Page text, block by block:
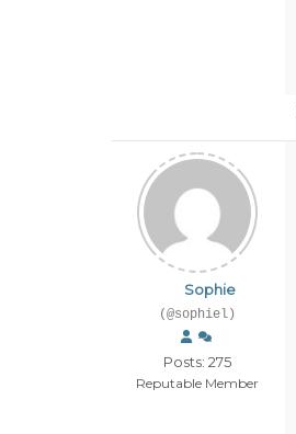
Sophie
(@sophiel)
Posts: 275
Reputable Member